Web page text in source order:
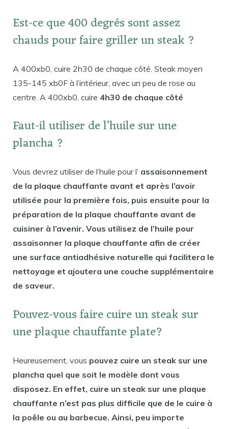
Est-ce que 400 degrés sont assez
chauds pour faire griller un steak ?
A 400xb0, cuire 2h30 de chaque côté. Steak moyen
135-145 xb0F à l’intérieur, avec un peu de rose au
centre. A 400xb0, cuire 4h30 de chaque côté
Faut-il utiliser de l’huile sur une
plancha ?
Vous devrez utiliser de l’huile pour l’ assaisonnement
de la plaque chauffante avant et après l’avoir
utilisée pour la première fois, puis ensuite pour la
préparation de la plaque chauffante avant de
cuisiner à l’avenir. Vous utilisez de l’huile pour
assaisonner la plaque chauffante afin de créer
une surface antiadhésive naturelle qui facilitera le
nettoyage et ajoutera une couche supplémentaire
de saveur.
Pouvez-vous faire cuire un steak sur
une plaque chauffante plate?
Heureusement, vous pouvez cuire un steak sur une
plancha quel que soit le modèle dont vous
disposez. En effet, cuire un steak sur une plaque
chauffante n’est pas plus difficile que de le cuire à
la poêle ou au barbecue. Ainsi, peu importe